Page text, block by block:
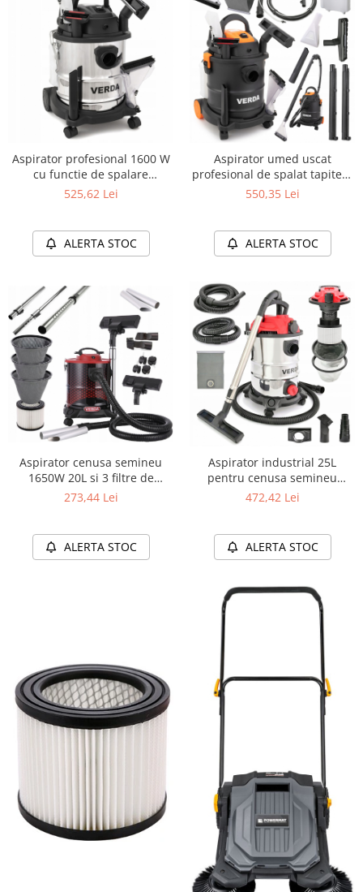
Aspirator profesional 1600 W
cu functie de spalare
tapiterie/mocheta /covoare 20
525,62 Lei
ALERTA STOC
Aspirator umed uscat
profesional de spalat tapiterii
mochete si covoare 1600 W
550,35 Lei
ALERTA STOC
Aspirator cenusa semineu
1650W 20L si 3 filtre de
material SN184
273,44 Lei
ALERTA STOC
Aspirator industrial 25L
pentru cenusa semineu
centrala termica soba 1650W
472,42 Lei
ALERTA STOC